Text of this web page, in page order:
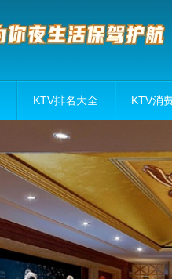
KTV排名大全 KTV消